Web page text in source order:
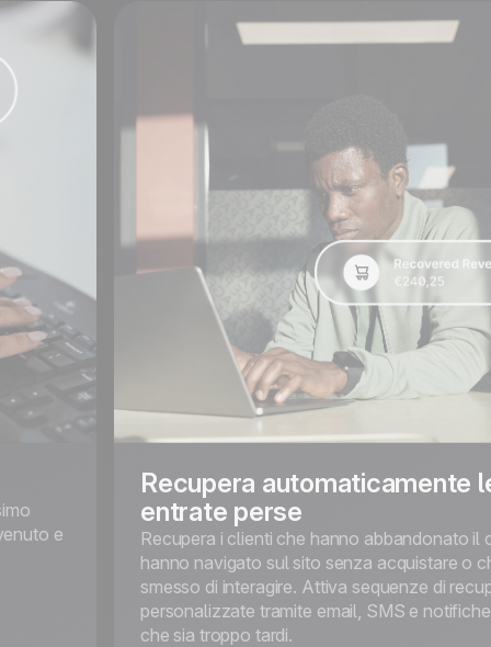
e
Recupera automaticamente
entrate perse
Recupera i clienti che hanno abbandonato il
hanno navigato sul sito senza acquistare o
smesso di interagire. Attiva sequenze di
personalizzate tramite email, SMS e
che sia troppo tardi.